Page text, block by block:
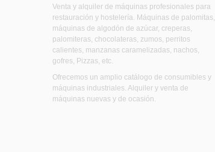
Venta y alquiler de máquinas profesionales para
restauración y hostelería. Máquinas de palomitas,
máquinas de algodón de azúcar, creperas,
palomiteras, chocolateras, zumos, perritos
calientes, manzanas caramelizadas, nachos,
gofres, Pizzas, etc.
Ofrecemos un amplio catálogo de consumibles y
máquinas industriales. Alquiler y venta de
máquinas nuevas y de ocasión.